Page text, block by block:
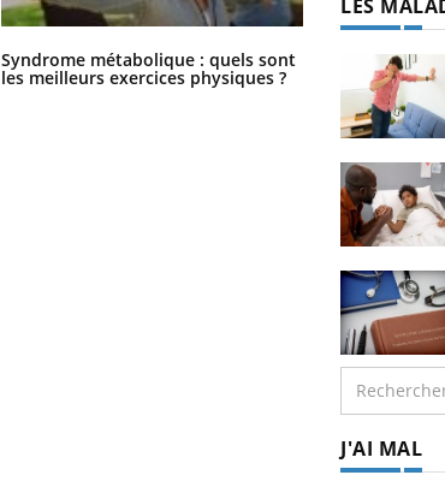
Syndrome métabolique : quels sont
les meilleurs exercices physiques ?
Comment
les vacances ?
LES
J'AI MAL